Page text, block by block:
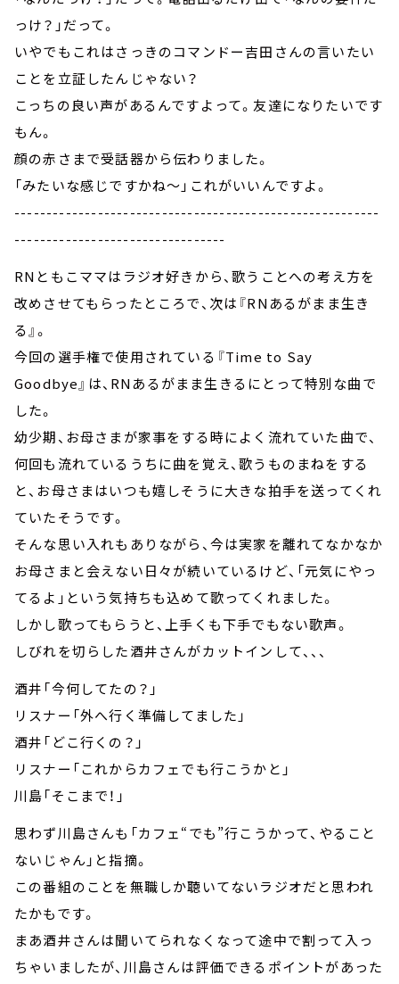
っけ？」だって。
いやでもこれはさっきのコマンドー吉田さんの言いたい
ことを立証したんじゃない？
こっちの良い声があるんですよって。友達になりたいです
もん。
顔の赤さまで受話器から伝わりました。
「みたいな感じですかね～」これがいいんですよ。
---------------------------------------------------------
---------------------------------
RNともこママはラジオ好きから、歌うことへの考え方を
改めさせてもらったところで、次は『RNあるがまま生き
る』。
今回の選手権で使用されている『Time to Say
Goodbye』は、RNあるがまま生きるにとって特別な曲で
した。
幼少期、お母さまが家事をする時によく流れていた曲で、
何回も流れているうちに曲を覚え、歌うものまねをする
と、お母さまはいつも嬉しそうに大きな拍手を送ってくれ
ていたそうです。
そんな思い入れもありながら、今は実家を離れてなかなか
お母さまと会えない日々が続いているけど、「元気にやっ
てるよ」という気持ちも込めて歌ってくれました。
しかし歌ってもらうと、上手くも下手でもない歌声。
しびれを切らした酒井さんがカットインして、、、
酒井「今何してたの？」
リスナー「外へ行く準備してました」
酒井「どこ行くの？」
リスナー「これからカフェでも行こうかと」
川島「そこまで！」
思わず川島さんも「カフェ“でも”行こうかって、やること
ないじゃん」と指摘。
この番組のことを無職しか聴いてないラジオだと思われ
たかもです。
まあ酒井さんは聞いてられなくなって途中で割って入っ
ちゃいましたが、川島さんは評価できるポイントがあった